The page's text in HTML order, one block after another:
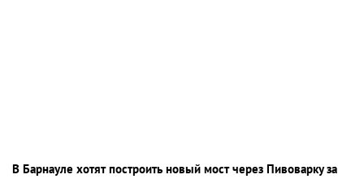
В Барнауле хотят построить новый мост через Пивоварку за